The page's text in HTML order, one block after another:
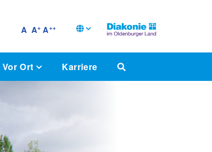
A A+ A++
Vor Ort Karriere